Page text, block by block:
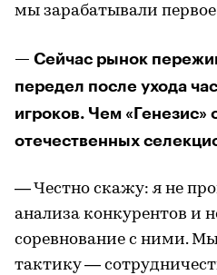
мы зарабатывали
— Сейчас рынок
передел после ухода
игроков. Чем «Генезис»
отечественных
— Честно скажу: я не
анализа конкурентов и
соревнование с ними.
тактику —